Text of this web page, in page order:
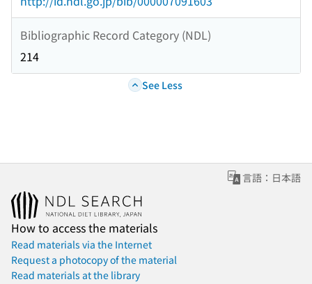
Bibliographic Record Category (NDL)
214
See Less
言語：日本語
How to access the materials
Read materials via the Internet
Request a photocopy of the material
Read materials at the library